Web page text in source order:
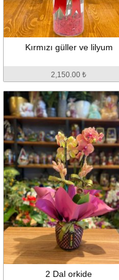
Kırmızı güller ve lilyum
2,150.00 ₺
2 Dal orkide